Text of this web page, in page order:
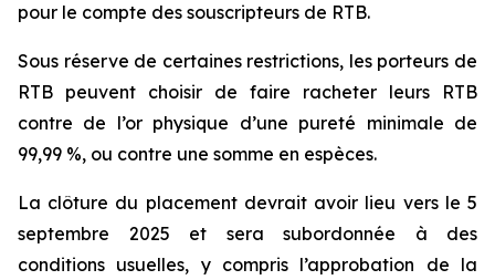
pour le compte des souscripteurs de RTB.
Sous réserve de certaines restrictions, les porteurs de
RTB peuvent choisir de faire racheter leurs RTB
contre de l’or physique d’une pureté minimale de
99,99 %, ou contre une somme en espèces.
La clôture du placement devrait avoir lieu vers le 5
septembre 2025 et sera subordonnée à des
conditions usuelles, y compris l’approbation de la